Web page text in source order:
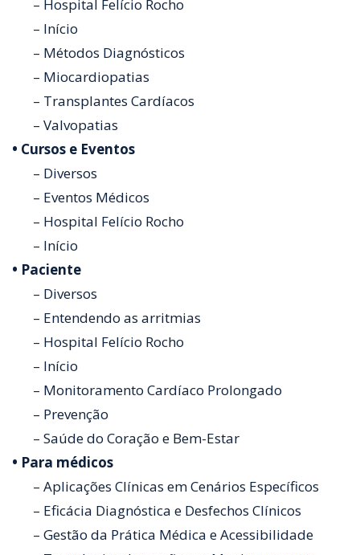
– Hospital Felício Rocho
– Início
– Métodos Diagnósticos
– Miocardiopatias
– Transplantes Cardíacos
– Valvopatias
• Cursos e Eventos
– Diversos
– Eventos Médicos
– Hospital Felício Rocho
– Início
• Paciente
– Diversos
– Entendendo as arritmias
– Hospital Felício Rocho
– Início
– Monitoramento Cardíaco Prolongado
– Prevenção
– Saúde do Coração e Bem-Estar
• Para médicos
– Aplicações Clínicas em Cenários Específicos
– Eficácia Diagnóstica e Desfechos Clínicos
– Gestão da Prática Médica e Acessibilidade